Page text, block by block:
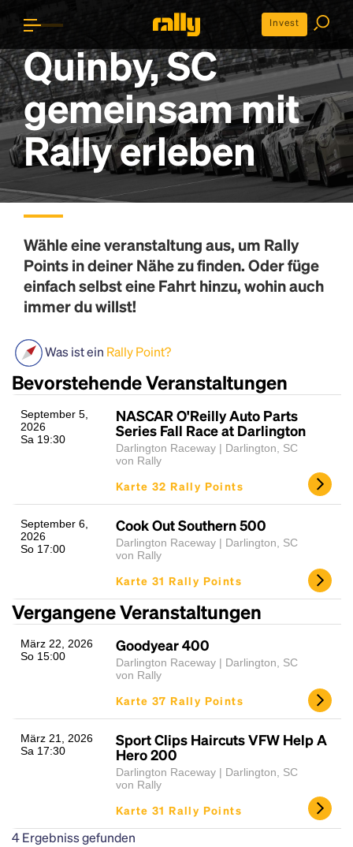
Invest
Quinby, SC
gemeinsam mit
Rally erleben
Wähle eine veranstaltung aus, um Rally
Pointsin deiner Nähe zu finden. Oder füge
einfach selbst eine Fahrt hinzu, wohin auch
immer du willst!
Was ist ein Rally Point?
Bevorstehende Veranstaltungen
September 5,
2026
Sa 19:30
NASCAR O'Reilly Auto Parts
Series Fall Race at Darlington
Darlington Raceway | Darlington, SC
von Rally
Karte 32 Rally Points
September 6,
2026
So 17:00
Cook Out Southern 500
Darlington Raceway | Darlington, SC
von Rally
Karte 31 Rally Points
Vergangene Veranstaltungen
März 22, 2026
So 15:00
Goodyear 400
Darlington Raceway | Darlington, SC
von Rally
Karte 37 Rally Points
März 21, 2026
Sa 17:30
Sport Clips Haircuts VFW Help A
Hero 200
Darlington Raceway | Darlington, SC
von Rally
Karte 31 Rally Points
4Ergebniss gefunden
Headline
Lorem Ipsum is simply dummy text of the printing
and typesetting industry.Lorem Ipsum has been the
industry's standarddummy text ever since the
type and scrambled it to make a type specimen
book. It has survived not only five centuries, but also
the leap into electronic typesetting, remaining
essentially unchanged.